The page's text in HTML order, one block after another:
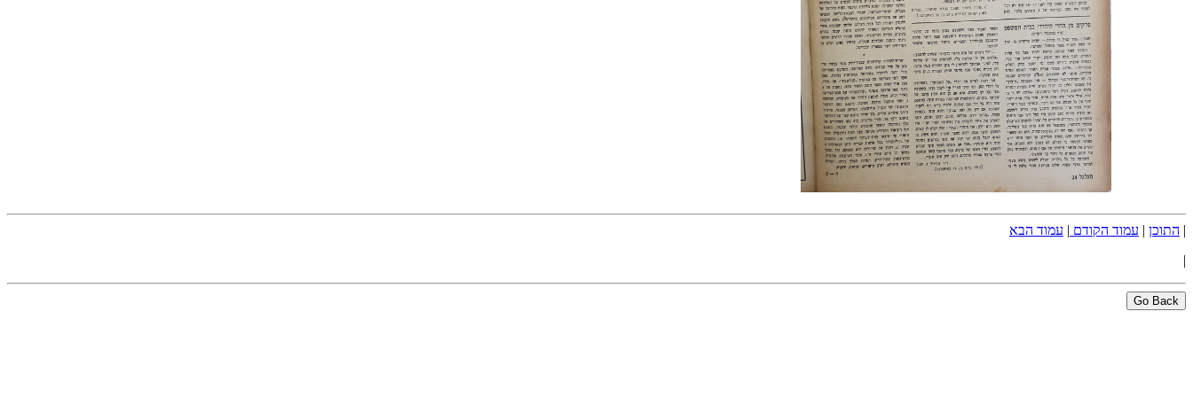
| התוכן | עמוד הקודם | עמוד הבא
|
Go Back